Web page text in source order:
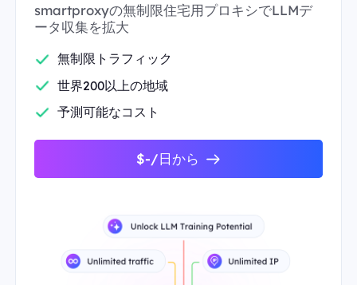
smartproxyの無制限住宅用プロキシでLLMデ
ータ収集を拡大
無制限トラフィック
世界200以上の地域
予測可能なコスト
$-/日から